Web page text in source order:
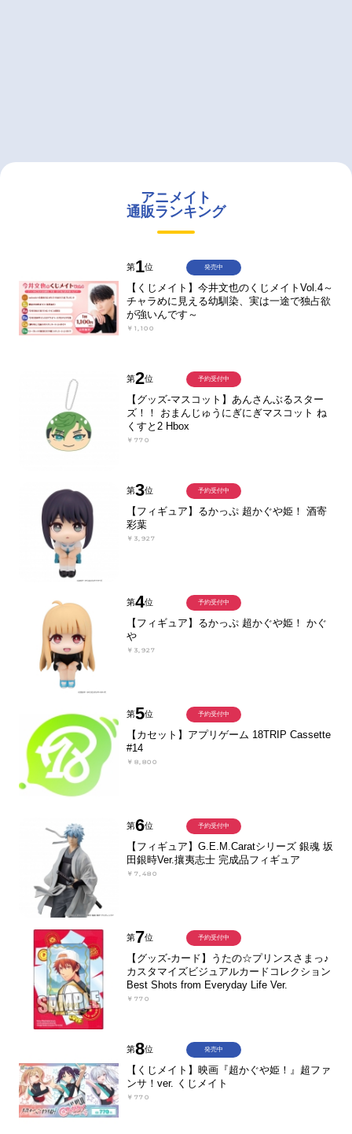
アニメイト
通販ランキング
第1位
【くじメイト】今井文也のくじメイトVol.4～
チャラめに見える幼馴染、実は一途で独占欲
が強いんです～
￥1,100
発売中
第2位
【グッズ-マスコット】あんさんぶるスター
ズ！！ おまんじゅうにぎにぎマスコット ね
くすと2 Hbox
￥770
予約受付中
第3位
【フィギュア】るかっぷ 超かぐや姫！ 酒寄
彩葉
￥3,927
予約受付中
第4位
【フィギュア】るかっぷ 超かぐや姫！ かぐ
や
￥3,927
予約受付中
第5位
【カセット】アプリゲーム 18TRIP Cassette
#14
￥8,800
予約受付中
第6位
【フィギュア】G.E.M.Caratシリーズ 銀魂 坂
田銀時Ver.攘夷志士 完成品フィギュア
￥7,480
予約受付中
第7位
【グッズ-カード】うたの☆プリンスさまっ♪
カスタマイズビジュアルカードコレクション
Best Shots from Everyday Life Ver.
￥770
予約受付中
第8位
【くじメイト】映画『超かぐや姫！』超ファ
ンサ！ver. くじメイト
￥770
発売中